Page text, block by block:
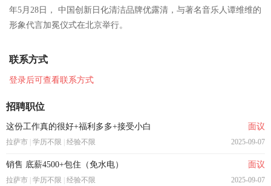
年5月28日， 中国创新日化清洁品牌优露清，与著名音乐人谭维维的
形象代言加冕仪式在北京举行。
联系方式
登录后可查看联系方式
招聘职位
这份工作真的很好+福利多多+接受小白 面议
拉萨市 学历不限 经验不限 2025-09-07
销售 底薪4500+包住（免水电） 面议
拉萨市 学历不限 经验不限 2025-09-07